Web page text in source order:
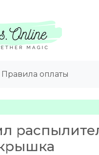
Правила оплаты